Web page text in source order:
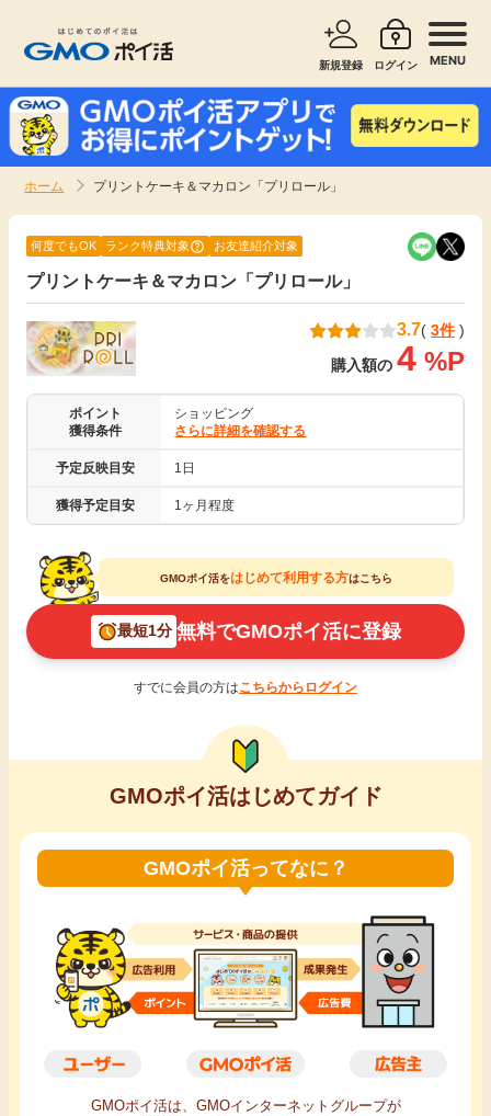
新規登録 ログイン MENU
ホーム プリントケーキ＆マカロン「プリロール」
新着
高還元
即日還元
ゲーム
ポイ活お得情報
カード比較
毎日ゲット
特集一覧
サービスで探す ショッピングで探す
無料サービス
エンタメ
クレジットカード
暮らし
引っ越し
買取・査定
学び
進学・教育
美容・健康
銀行・金融・投資
家計の固定費
何度でもOK ランク特典対象 お友達紹介対象
プリントケーキ＆マカロン「プリロール」
3.7( 3件)
購入額の 4 %P
ポイント
獲得条件
ショッピング
さらに詳細を確認する
予定反映目安 1日
獲得予定目安 1ヶ月程度
GMOポイ活をはじめて利用する方はこちら
最短1分 無料でGMOポイ活に登録
すでに会員の方はこちらからログイン
GMOポイ活はじめてガイド
GMOポイ活ってなに？
GMOポイ活は、GMOインターネットグループが